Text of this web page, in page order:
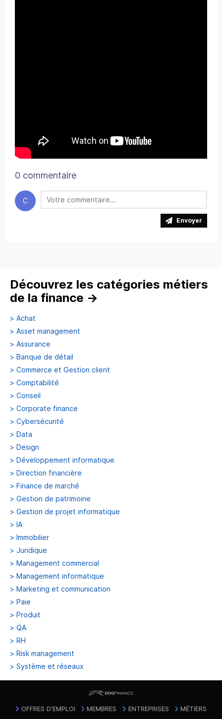
0 commentaire
C
Envoyer
Découvrez les catégories métiers
de la finance →
> Achat
> Asset management
> Assurance
> Banque de détail
> Commerce et Gestion client
> Comptabilité
> Conseil
> Corporate finance
> Cybersécurité
> Data
> Design
> Développement informatique
> Direction financière
> Finance de marché
> Gestion de patrimoine
> Gestion de projet informatique
> IA
> Immobilier
> Juridique
> Management commercial
> Management informatique
> Marketing et communication
> Paie
> Produit
> QA
> RH
> Risk management
> Système et réseaux
OFFRES D'EMPLOI MEMBRES ENTREPRISES MÉTIERS